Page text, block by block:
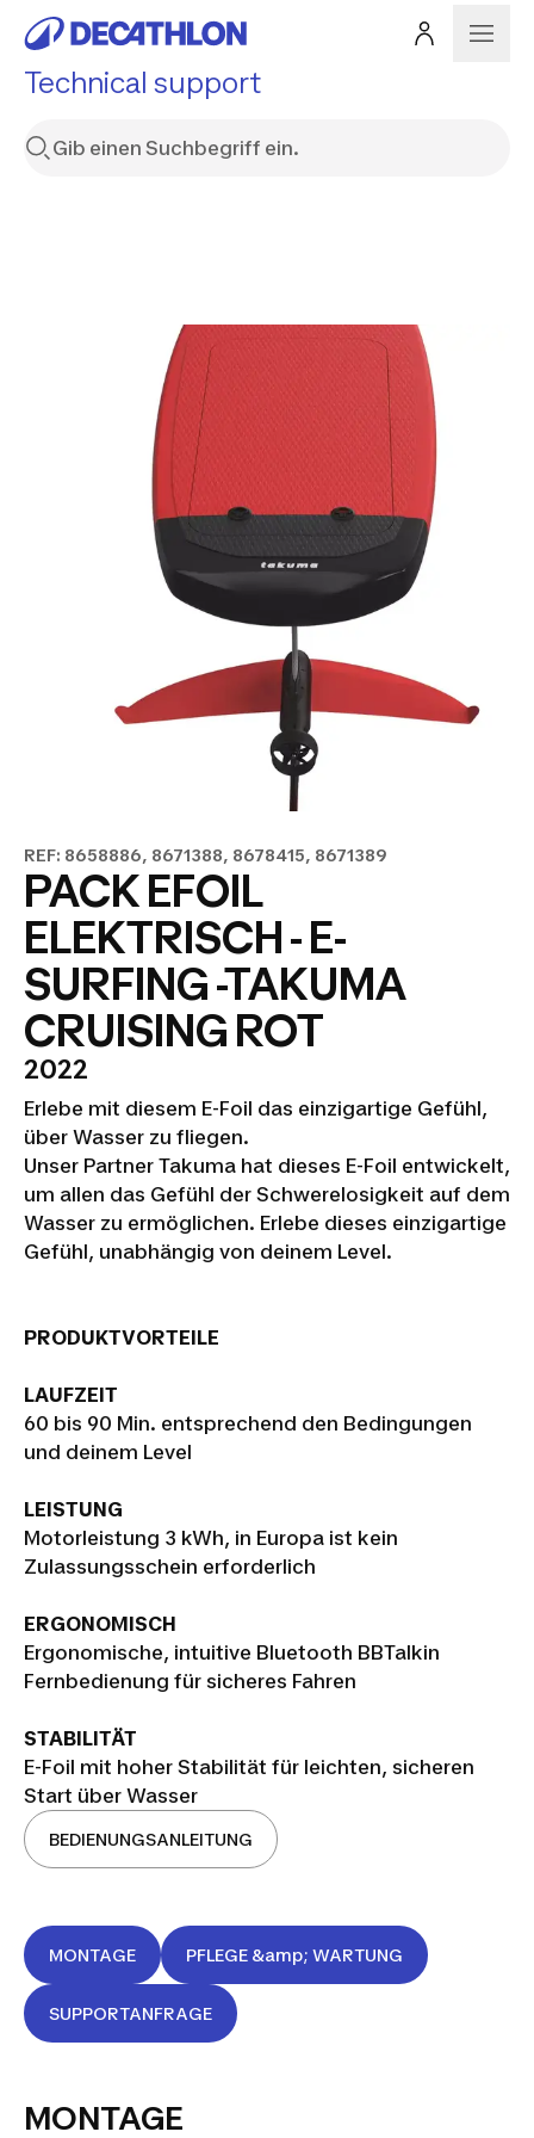
Technical support
REF: 8658886, 8671388, 8678415, 8671389
PACK EFOIL
ELEKTRISCH - E-
SURFING -TAKUMA
CRUISING ROT
2022
Erlebe mit diesem E-Foil das einzigartige Gefühl,
über Wasser zu fliegen.
Unser Partner Takuma hat dieses E-Foil entwickelt,
um allen das Gefühl der Schwerelosigkeit auf dem
Wasser zu ermöglichen. Erlebe dieses einzigartige
Gefühl, unabhängig von deinem Level.
PRODUKTVORTEILE
LAUFZEIT
60 bis 90 Min. entsprechend den Bedingungen
und deinem Level
LEISTUNG
Motorleistung 3 kWh, in Europa ist kein
Zulassungsschein erforderlich
ERGONOMISCH
Ergonomische, intuitive Bluetooth BBTalkin
Fernbedienung für sicheres Fahren
STABILITÄT
E-Foil mit hoher Stabilität für leichten, sicheren
Start über Wasser
BEDIENUNGSANLEITUNG
MONTAGE PFLEGE &amp; WARTUNG
SUPPORTANFRAGE
MONTAGE